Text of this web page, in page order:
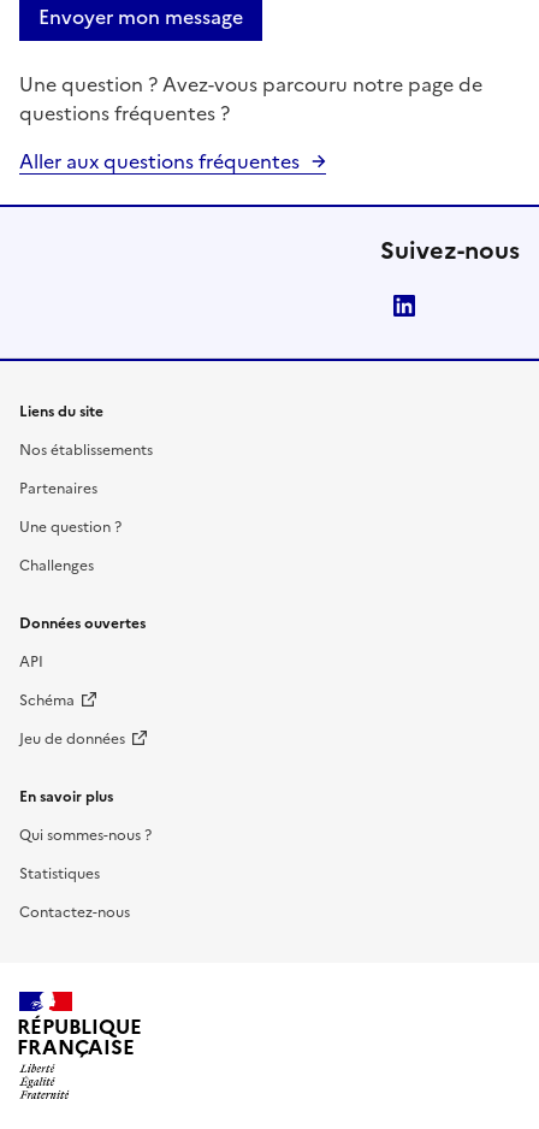
Envoyer mon message
Une question ? Avez-vous parcouru notre page de
questions fréquentes ?
Aller aux questions fréquentes
Suivez-nous
Liens du site
Nos établissements
Partenaires
Une question ?
Challenges
Données ouvertes
API
Schéma
Jeu de données
En savoir plus
Qui sommes-nous ?
Statistiques
Contactez-nous
RÉPUBLIQUE
FRANÇAISE